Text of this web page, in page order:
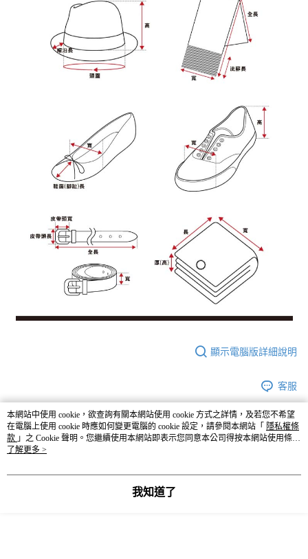
顯示電腦版詳細說明
客服
商品相關分類 (5) 查看全部
背心
本網站中使用 cookie，欲查詢有關本網站使用 cookie 方式之詳情，及若您不希望
在電腦上使用 cookie 時應如何變更電腦的 cookie 設定，請參閱本網站「 隱私權條
款 」之 Cookie 聲明。您繼續使用本網站即表示您同意本公司得按本網站使用條款
之 Cookie 聲明使用 cookie。
了解更多 >
我知道了